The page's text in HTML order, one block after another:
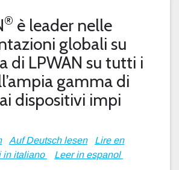
® è leader nelle
globali su
di LPWAN su tutti i
gamma di
dispositivi impi
Auf Deutsch lesen
Lire en
in italiano Leer in espanol